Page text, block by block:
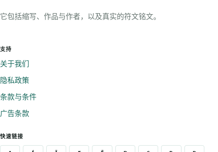
它包括缩写、作品与作者，以及真实的符文铭文。
支持
关于我们
隐私政策
条款与条件
广告条款
快速链接